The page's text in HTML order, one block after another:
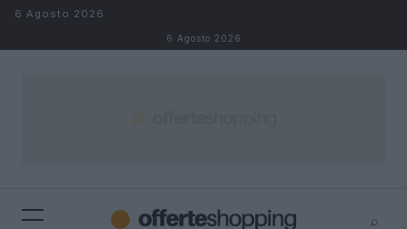
Salta al contenuto
6 Agosto 2026
6 Agosto 2026
⌕